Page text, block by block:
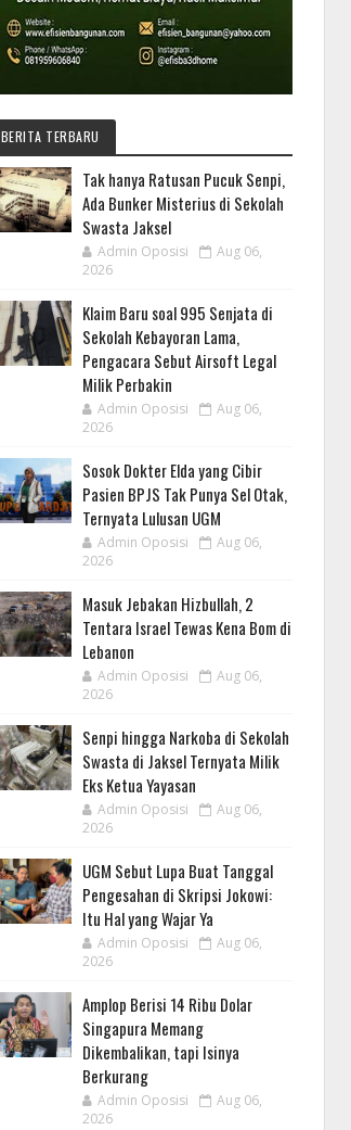
BERITA TERBARU
Tak hanya Ratusan Pucuk Senpi,
Ada Bunker Misterius di Sekolah
Swasta Jaksel
Admin Oposisi
Aug 06,
2026
Klaim Baru soal 995 Senjata di
Sekolah Kebayoran Lama,
Pengacara Sebut Airsoft Legal
Milik Perbakin
Admin Oposisi
Aug 06,
2026
Sosok Dokter Elda yang Cibir
Pasien BPJS Tak Punya Sel Otak,
Ternyata Lulusan UGM
Admin Oposisi
Aug 06,
2026
Masuk Jebakan Hizbullah, 2
Tentara Israel Tewas Kena Bom di
Lebanon
Admin Oposisi
Aug 06,
2026
Senpi hingga Narkoba di Sekolah
Swasta di Jaksel Ternyata Milik
Eks Ketua Yayasan
Admin Oposisi
Aug 06,
2026
UGM Sebut Lupa Buat Tanggal
Pengesahan di Skripsi Jokowi:
Itu Hal yang Wajar Ya
Admin Oposisi
Aug 06,
2026
Amplop Berisi 14 Ribu Dolar
Singapura Memang
Dikembalikan, tapi Isinya
Berkurang
Admin Oposisi
Aug 06,
2026